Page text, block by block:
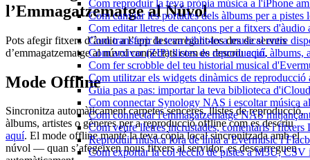
Com reproduir la teva pròpia música a l'iPhone
Com canviar les portades dels àlbums per a
Com editar lletres de cançons per a fitxers
Com transferir la teva biblioteca musical entre
Com arxivar (ZIP) llistes de reproducció, àlbums,
Com fer scrobble del teu historial musical
Com utilitzar els widgets dinàmics de
Guia pas a pas: importar la teva biblioteca
Com connectar Synology NAS i escoltar música
Com connectar l'emmagatzematge NAS
Com veure lletres incrustades, comentaris i
Reproduir música fora de línia a Evermusic i
Com exportar la col·lecció de pistes a M3U,
l’Emmagatzematge al Núvol
Pots afegir fitxers d’àudio a l’app descarregant-los des de serveis
d’emmagatzematge al núvol connectats com es descriuaquí.
Mode Offline
Sincronitza automàticament carpetes senceres, llistes de reproducció,
àlbums, artistes o gèneres per a reproducció offline com es descriu
aquí. El mode offline manté la teva còpia local sincronitzada amb el
núvol — quan s’afegeixen nous fitxers al servidor, es descarreguen